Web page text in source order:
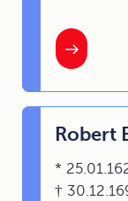
Robert
*
†